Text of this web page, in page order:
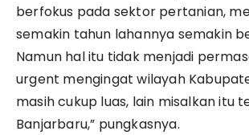
berfokus pada sektor pertanian,
semakin tahun lahannya semakin
Namun hal itu tidak menjadi
urgent mengingat wilayah
masih cukup luas, lain misalkan itu
Banjarbaru,” pungkasnya.